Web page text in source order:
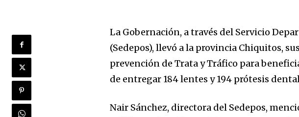
La Gobernación, a través del Servicio
(Sedepos), llevó a la provincia Chiquitos,
prevención de Trata y Tráfico para
de entregar 184 lentes y 194 prótesis
Nair Sánchez, directora del Sedepos,